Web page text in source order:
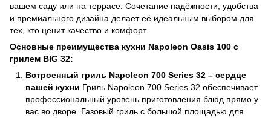
вашем саду или на террасе. Сочетание надёжности, удобства
и премиального дизайна делает её идеальным выбором для
тех, кто ценит качество и комфорт.
Основные преимущества кухни Napoleon Oasis 100 с
грилем BIG 32:
Встроенный гриль Napoleon 700 Series 32 – сердце
вашей кухни Гриль Napoleon 700 Series 32 обеспечивает
профессиональный уровень приготовления блюд прямо у
вас во дворе. Газовый гриль с большой площадью для